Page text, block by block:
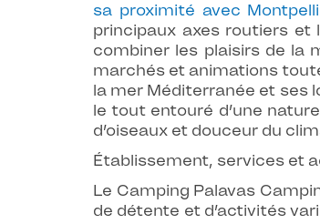
sa proximité avec
principaux axes routiers
combiner les plaisirs de la
marchés et animations
la mer Méditerranée et ses
le tout entouré d’une
d’oiseaux et douceur du
Établissement, services et
Le Camping Palavas
de détente et d’activités